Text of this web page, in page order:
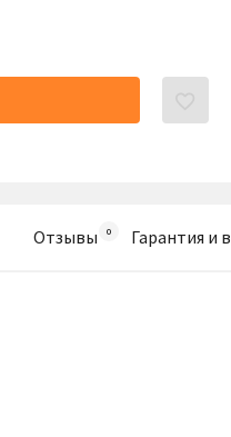
Отзывы Гарантия и